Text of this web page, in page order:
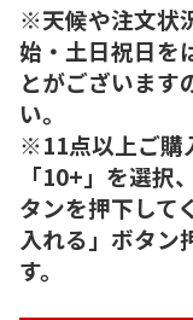
※天候や注文状
始・土日祝日を
とがございます
い。
※11点以上ご購
「10+」を選択
タンを押下して
入れる」ボタン
す。